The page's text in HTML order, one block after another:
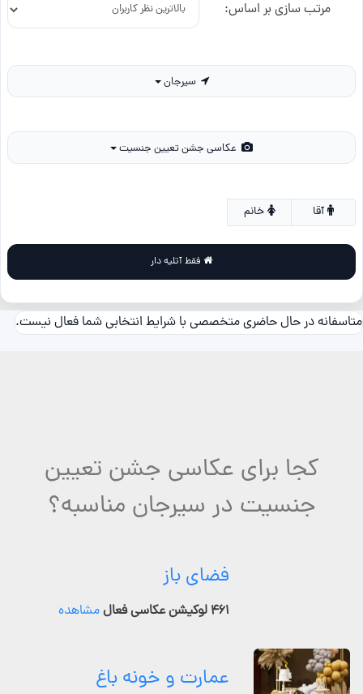
مرتب سازی بر اساس:
خانم
متاسفانه در حال حاضری متخصصی با شرایط انتخابی شما فعال نیست.
کجا برای عکاسی جشن تعیین
جنسیت در سیرجان مناسبه؟
فضای باز
۴۶۱ لوکیشن عکاسی فعال مشاهده
عمارت و خونه باغ